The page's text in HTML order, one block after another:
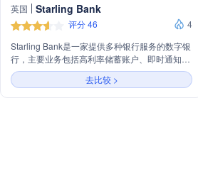
英国 Starling Bank
评分 46
4
Starling Bank是一家提供多种银行服务的数字银
行，主要业务包括高利率储蓄账户、即时通知、
支出管理、账单管理、资金组织工具、账单分割
和虚拟卡服务。该银行以其客户服务质量高、安
全性强和无海外交易费用等特点受到客户青睐。
去比较 >